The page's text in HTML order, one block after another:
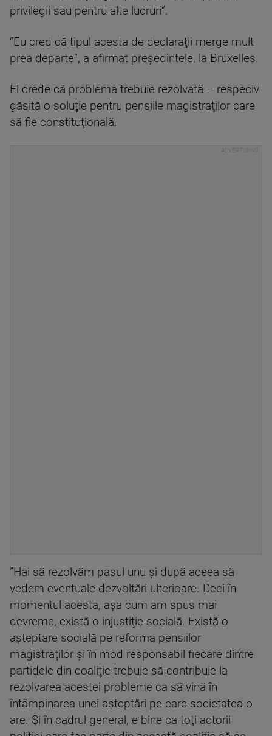
privilegii sau pentru alte lucruri”.
”Eu cred că tipul acesta de declaraţii merge mult
prea departe”, a afirmat preşedintele, la Bruxelles.
El crede că problema trebuie rezolvată – respeciv
găsită o soluţie pentru pensiile magistraţilor care
să fie constituţională.
”Hai să rezolvăm pasul unu şi după aceea să
vedem eventuale dezvoltări ulterioare. Deci în
momentul acesta, aşa cum am spus mai
devreme, există o injustiţie socială. Există o
aşteptare socială pe reforma pensiilor
magistraţilor şi în mod responsabil fiecare dintre
partidele din coaliţie trebuie să contribuie la
rezolvarea acestei probleme ca să vină în
întâmpinarea unei aşteptări pe care societatea o
are. Şi în cadrul general, e bine ca toţi actorii